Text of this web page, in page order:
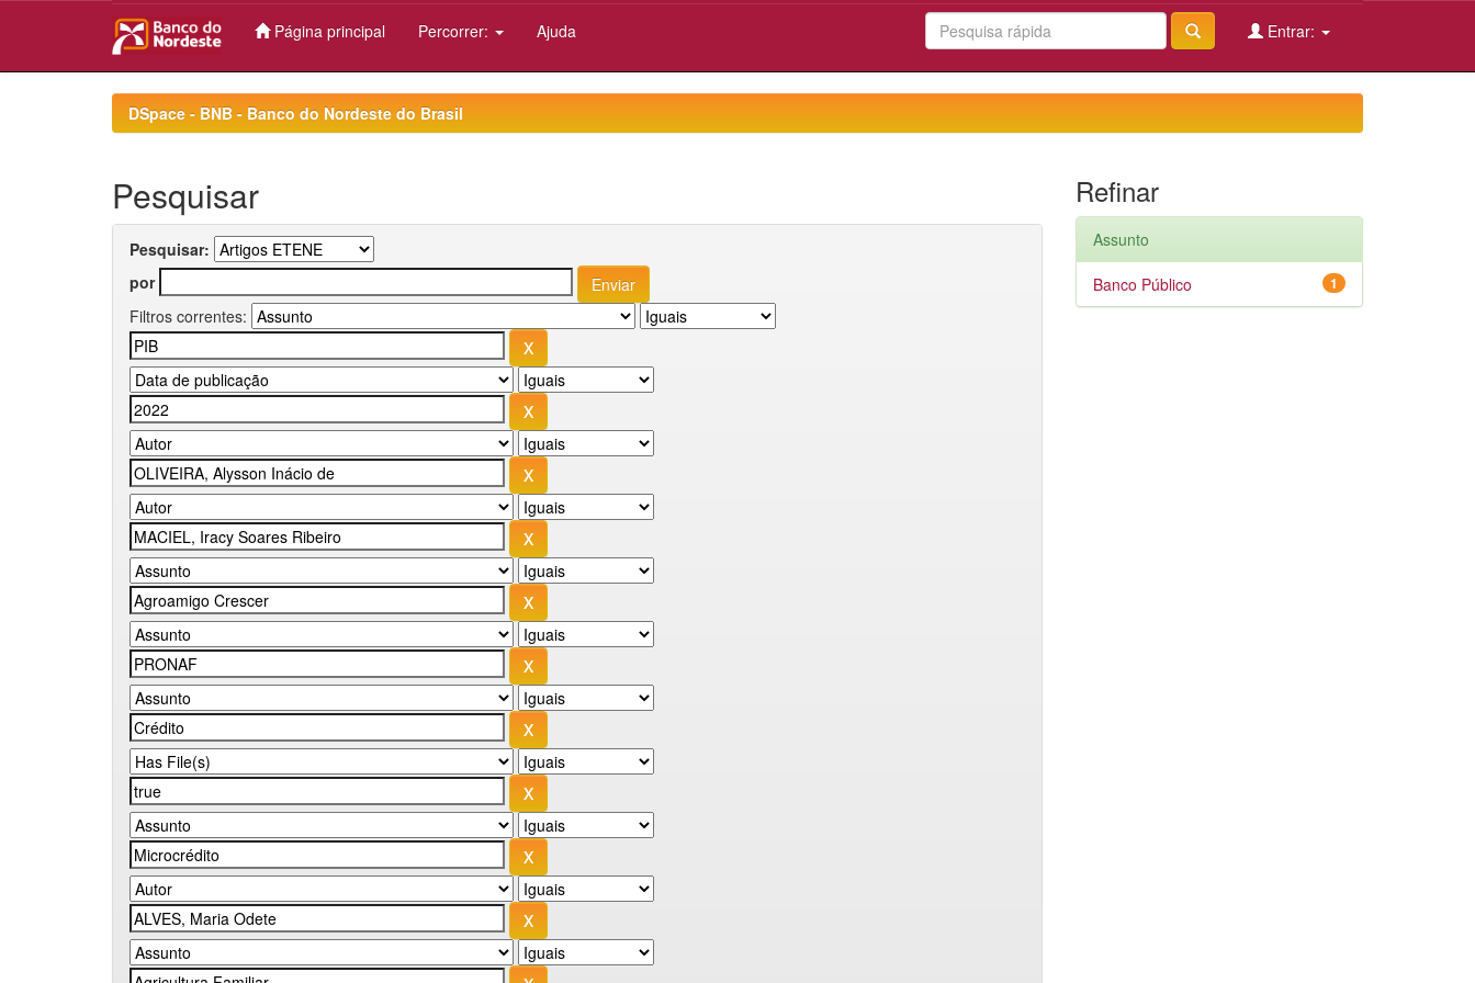
Página principal Percorrer: Ajuda Entrar:
DSpace - BNB - Banco do Nordeste do Brasil
Pesquisar
Pesquisar:
por
Filtros correntes:
Refinar
Assunto
1
Banco Público